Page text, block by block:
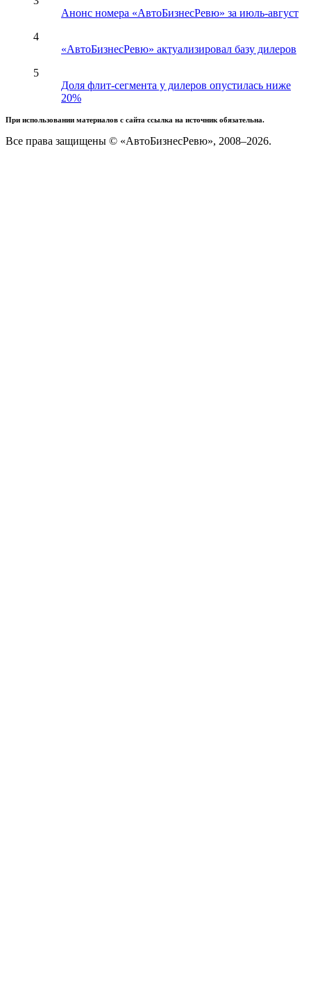
Анонс номера «АвтоБизнесРевю» за июль-август
4
«АвтоБизнесРевю» актуализировал базу дилеров
5
Доля флит-сегмента у дилеров опустилась ниже
20%
При использовании материалов с сайта ссылка на источник обязательна.
Все права защищены © «АвтоБизнесРевю», 2008–2026.